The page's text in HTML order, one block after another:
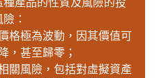
：
格極為波動，因其價值可
，甚至歸零；
關風險，包括對虛擬資產